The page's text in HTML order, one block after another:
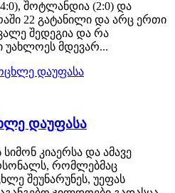
შოტლანდია (2:0) და
22 გატანილი და არც ერთი
შედეგია და რა
უახლოეს მდევარ...
დაუფასა
სიმონ კიაერსა და ამავე
რომლებმაც
შეუნარუნეს, უეფას